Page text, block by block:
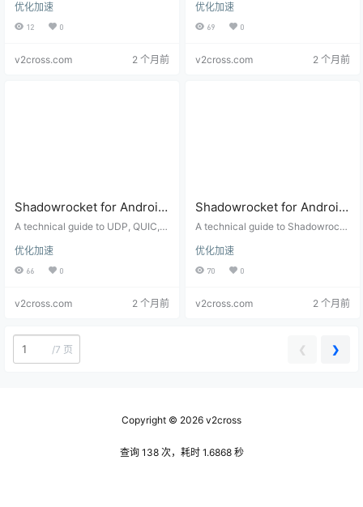
解释
因素认证、内网路由、设备合规和
安全边界。
优化加速
12 0
v2cross.com 2 个月前
封锁、UDP 阻断、协议识别、防火
墙策略和合规排查方法。
优化加速
69 0
v2cross.com 2 个月前
Shadowrocket for Android
UDP and QUIC Setup:
Apps, and HTTP/3
A technical guide to UDP, QUIC, H
deo app compatibility in Shadowr
ocket for Android proxy setups.
优化加速
66 0
v2cross.com 2 个月前
Shadowrocket for Android
Background Stability:
Optimization, and Keep-
Alive Settings
A technical guide to Shadowrock
nects, Android VpnService behavi
or, battery optimization, network s
优化加速
70 0
v2cross.com 2 个月前
/7 页 ❮ ❯
Copyright © 2026 v2cross
查询 138 次，耗时 1.6868 秒